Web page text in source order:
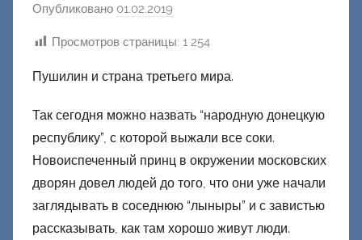
Опубликовано 01.02.2019
т
о
о
м
Ф
а
Просмотров страницы: 1 254
Пушилин и страна третьего мира.
Так сегодня можно назвать “народную донецкую
республику”, с которой выжали все соки.
Новоиспеченный принц в окружении московских
дворян довел людей до того, что они уже начали
заглядывать в соседнюю “лыныры” и с завистью
рассказывать, как там хорошо живут люди.